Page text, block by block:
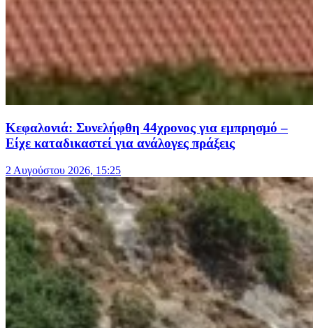
Κεφαλονιά: Συνελήφθη 44χρονος για εμπρησμό –
Είχε καταδικαστεί για ανάλογες πράξεις
2 Αυγούστου 2026, 15:25